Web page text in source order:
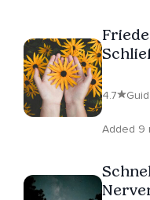
4.7
Added 9